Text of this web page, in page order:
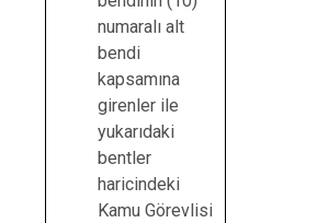
numaralı alt
bendi
kapsamına
girenler ile
yukarıdaki
bentler
haricindeki
Kamu Görevlisi